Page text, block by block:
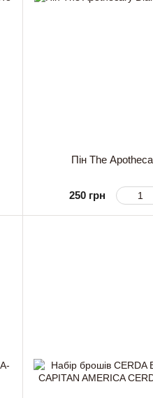
Пін The
250 грн